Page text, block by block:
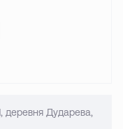
деревня Дударева,